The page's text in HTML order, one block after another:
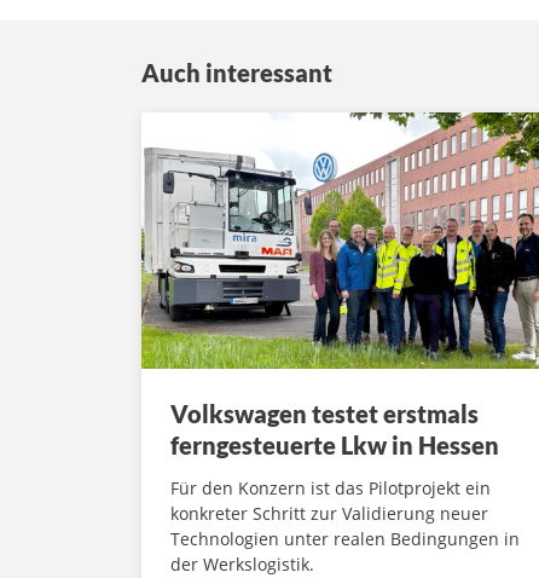
Auch interessant
Volkswagen testet erstmals
ferngesteuerte Lkw in Hessen
Für den Konzern ist das Pilotprojekt ein
konkreter Schritt zur Validierung neuer
Technologien unter realen Bedingungen in
der Werkslogistik.